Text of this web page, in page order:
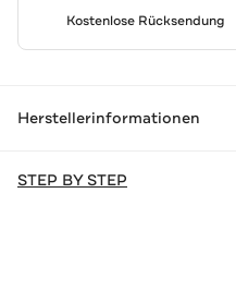
Kostenlose Rücksendung
Herstellerinformationen
STEP BY STEP